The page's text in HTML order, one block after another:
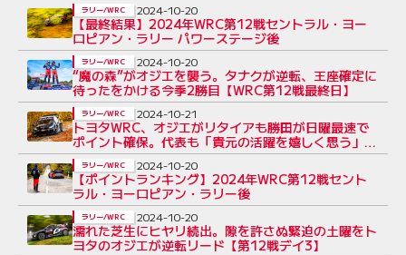
【最終結果】2024年WRC第12戦セントラル・ヨー
ロピアン・ラリー パワーステージ後
ラリー/WRC 2024-10-20
“魔の森”がオジエを襲う。タナクが逆転、王座確定に
待ったをかける今季2勝目【WRC第12戦最終日】
ラリー/WRC 2024-10-20
トヨタWRC、オジエがリタイアも勝田が日曜最速で
ポイント確保。代表も「貴元の活躍を嬉しく思う」と
感謝
ラリー/WRC 2024-10-21
【ポイントランキング】2024年WRC第12戦セント
ラル・ヨーロピアン・ラリー後
ラリー/WRC 2024-10-20
濡れた芝生にヒヤリ続出。隙を許さぬ緊迫の土曜をト
ヨタのオジエが逆転リード【第12戦デイ3】
ラリー/WRC 2024-10-20